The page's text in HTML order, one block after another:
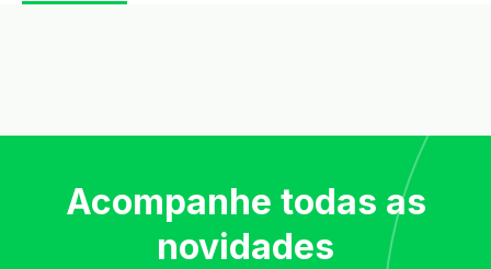
Acompanhe todas as
novidades